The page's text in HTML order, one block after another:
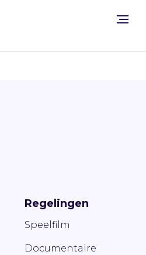
Regelingen
Speelfilm
Documentaire